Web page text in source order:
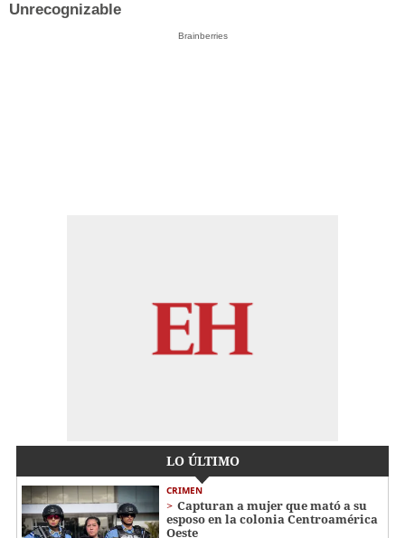
Unrecognizable
Brainberries
LO ÚLTIMO
CRIMEN
Capturan a mujer que mató a su
esposo en la colonia Centroamérica
Oeste